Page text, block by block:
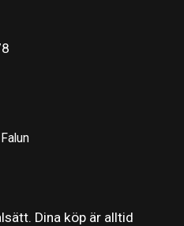
Dina köp är alltid